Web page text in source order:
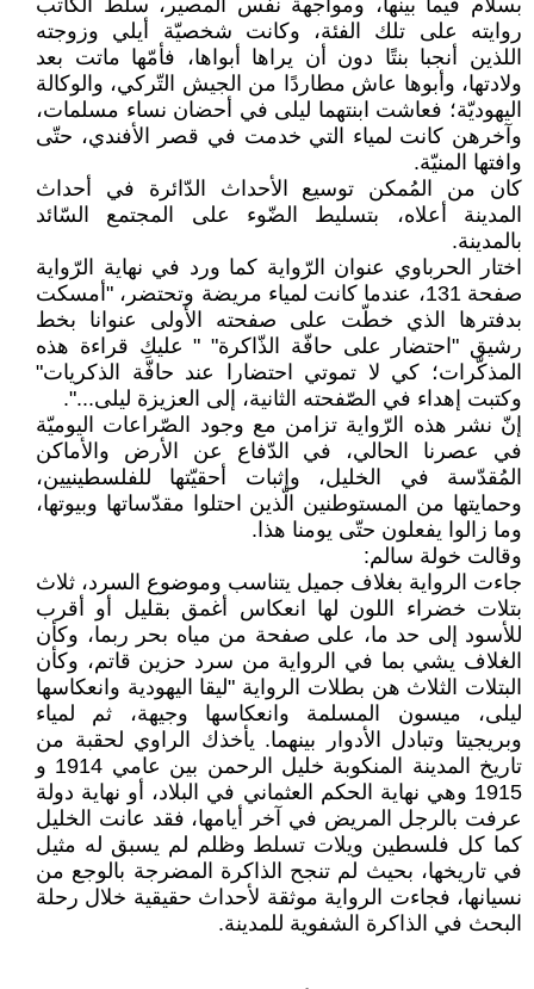
بسلام فيما بينها، ومواجهة نفس المصير، سلّط الكاتب
روايته على تلك الفئة، وكانت شخصيّة أيلي وزوجته
اللذين أنجبا بنتًا دون أن يراها أبواها، فأمّها ماتت بعد
ولادتها، وأبوها عاش مطاردًا من الجيش التّركي، والوكالة
اليهوديّة؛ فعاشت ابنتهما ليلى في أحضان نساء مسلمات،
وآخرهن كانت لمياء التي خدمت في قصر الأفندي، حتّى
وافتها المنيّة.
كان من المُمكن توسيع الأحداث الدّائرة في أحداث
المدينة أعلاه، بتسليط الضّوء على المجتمع السّائد
بالمدينة.
اختار الحرباوي عنوان الرّواية كما ورد في نهاية الرّواية
صفحة 131، عندما كانت لمياء مريضة وتحتضر، "أمسكت
بدفترها الذي خطّت على صفحته الأولى عنوانا بخط
رشيق "احتضار على حافّة الذّاكرة" " عليكِ قراءة هذه
المذكّرات؛ كي لا تموتي احتضارا عند حافّة الذكريات"
وكتبت إهداء في الصّفحته الثانية، إلى العزيزة ليلى...".
إنّ نشر هذه الرّواية تزامن مع وجود الصّراعات اليوميّة
في عصرنا الحالي، في الدّفاع عن الأرض والأماكن
المُقدّسة في الخليل، وإثبات أحقيّتها للفلسطينيين،
وحمايتها من المستوطنين الّذين احتلوا مقدّساتها وبيوتها،
وما زالوا يفعلون حتّى يومنا هذا.
وقالت خولة سالم:
جاءت الرواية بغلاف جميل يتناسب وموضوع السرد، ثلاث
بتلات خضراء اللون لها انعكاس أغمق بقليل أو أقرب
للأسود إلى حد ما، على صفحة من مياه بحر ربما، وكأن
الغلاف يشي بما في الرواية من سرد حزين قاتم، وكأن
البتلات الثلاث هن بطلات الرواية "ليقا اليهودية وانعكاسها
ليلى، ميسون المسلمة وانعكاسها وجيهة، ثم لمياء
وبريجيتا وتبادل الأدوار بينهما. يأخذك الراوي لحقبة من
تاريخ المدينة المنكوبة خليل الرحمن بين عامي 1914 و
1915 وهي نهاية الحكم العثماني في البلاد، أو نهاية دولة
عرفت بالرجل المريض في آخر أيامها، فقد عانت الخليل
كما كل فلسطين ويلات تسلط وظلم لم يسبق له مثيل
في تاريخها، بحيث لم تنجح الذاكرة المضرجة بالوجع من
نسيانها، فجاءت الرواية موثقة لأحداث حقيقية خلال رحلة
البحث في الذاكرة الشفوية للمدينة.